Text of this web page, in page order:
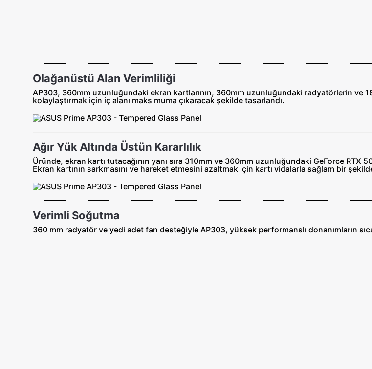
Olağanüstü Alan Verimliliği
AP303, 360mm uzunluğundaki ekran kartlarının, 360mm uzunluğundaki radyatörlerin ve
kolaylaştırmak için iç alanı maksimuma çıkaracak şekilde tasarlandı.
Ağır Yük Altında Üstün Kararlılık
Üründe, ekran kartı tutacağının yanı sıra 310mm ve 360mm uzunluğundaki GeForce
Ekran kartının sarkmasını ve hareket etmesini azaltmak için kartı vidalarla sağlam bir
Verimli Soğutma
360 mm radyatör ve yedi adet fan desteğiyle AP303, yüksek performanslı donanımların